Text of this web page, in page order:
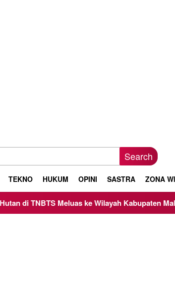
Search
TEKNO HUKUM OPINI SASTRA ZONA
ke Wilayah Kabupaten Malang, Kepala BNPB